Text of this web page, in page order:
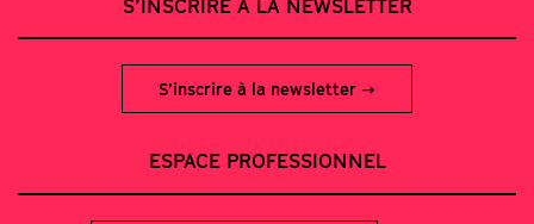
S’INSCRIRE À LA NEWSLETTER
S’inscrire à la newsletter
ESPACE PROFESSIONNEL